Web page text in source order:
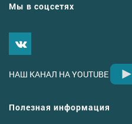
Мы в соцсетях
НАШ КАНАЛ НА YOUTUBE
Полезная информация